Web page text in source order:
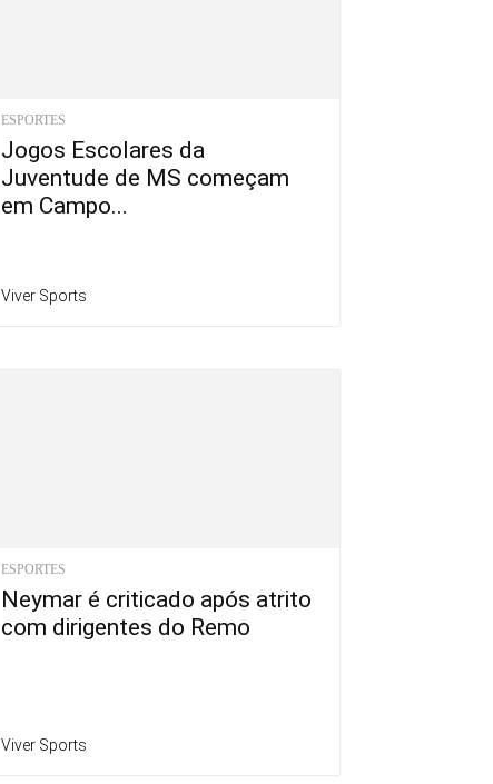
ESPORTES
Jogos Escolares da
Juventude de MS começam
em Campo...
Viver Sports
ESPORTES
Neymar é criticado após atrito
com dirigentes do Remo
Viver Sports